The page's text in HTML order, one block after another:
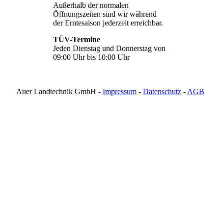
Außerhalb der normalen
Öffnungszeiten sind wir während
der Erntesaison jederzeit erreichbar.
TÜV-Termine
Jeden Dienstag und Donnerstag von
09:00 Uhr bis 10:00 Uhr
Auer Landtechnik GmbH - Impressum- Datenschutz- AGB